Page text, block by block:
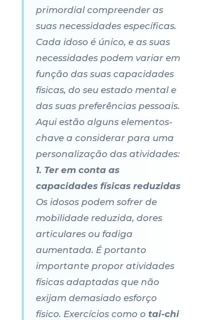
primordial compreender as
suas necessidades específicas.
Cada idoso é único, e as suas
necessidades podem variar em
função das suas capacidades
físicas, do seu estado mental e
das suas preferências pessoais.
Aqui estão alguns elementos-
chave a considerar para uma
personalização das atividades:
1. Ter em conta as
capacidades físicas reduzidas
Os idosos podem sofrer de
mobilidade reduzida, dores
articulares ou fadiga
aumentada. É portanto
importante propor atividades
físicas adaptadas que não
exijam demasiado esforço
físico. Exercícios como o tai-chi